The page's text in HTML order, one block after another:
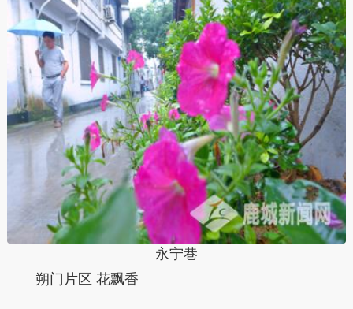
永宁巷
朔门片区 花飘香